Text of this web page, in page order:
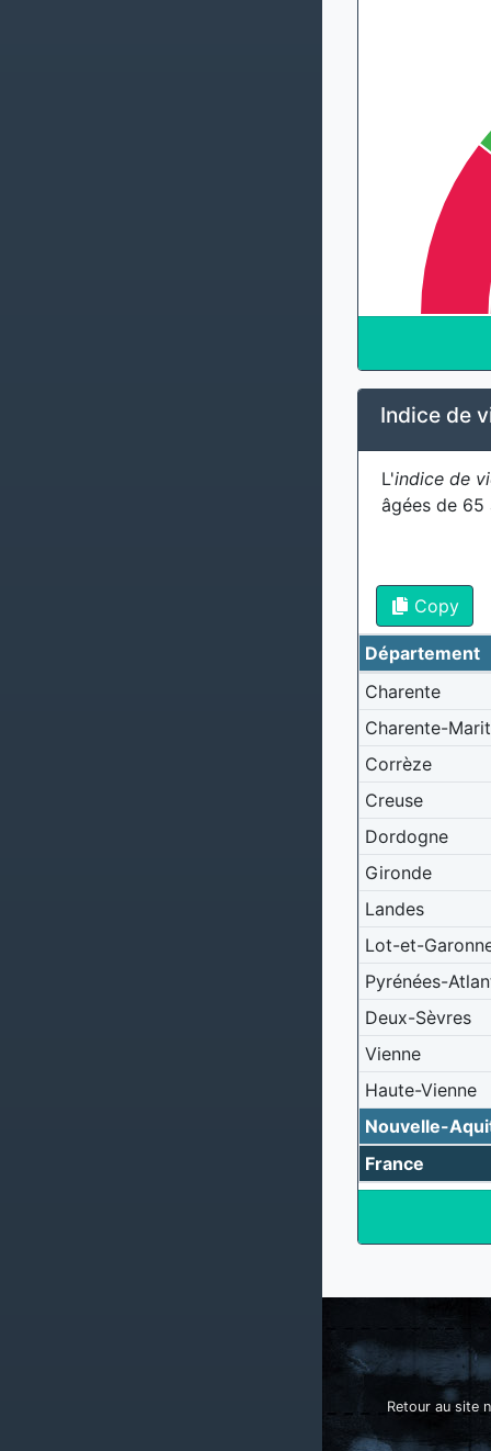
Indice de
L'indice de
âgées de 65
Copy
Département
Charente
Charente-
Corrèze
Creuse
Dordogne
Gironde
Landes
Lot-et-
Pyrénées-
Deux-Sèvres
Vienne
Haute-Vienne
Nouvelle-
France
Retour au site